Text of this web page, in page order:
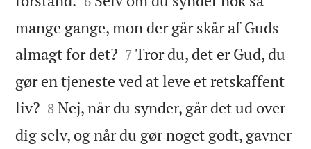
mange gange, mon der går skår af Guds
almagt for det?
7 Tror du, det er Gud, du
gør en tjeneste ved at leve et retskaffent
liv?
8 Nej, når du synder, går det ud over
dig selv, og når du gør noget godt, gavner